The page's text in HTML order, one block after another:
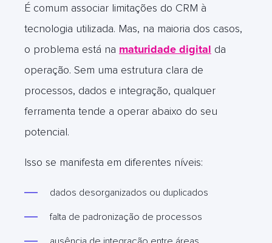
É comum associar limitações do CRM à
tecnologia utilizada. Mas, na maioria dos casos,
o problema está na maturidade digital da
operação. Sem uma estrutura clara de
processos, dados e integração, qualquer
ferramenta tende a operar abaixo do seu
potencial.
Isso se manifesta em diferentes níveis:
dados desorganizados ou duplicados
falta de padronização de processos